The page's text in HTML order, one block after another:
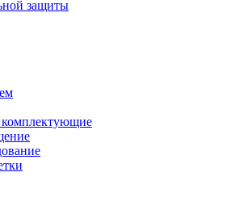
защиты
комплектующие